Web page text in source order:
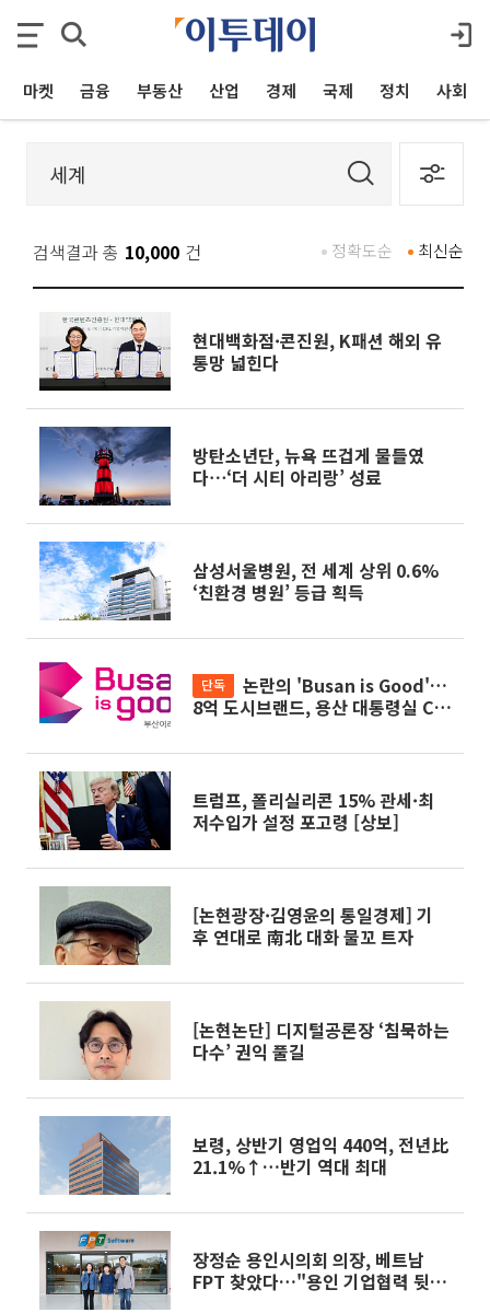
마켓 금융 부동산 산업 경제 국제 정치 사회
검색결과 총 10,000 건 최신순
정확도순
현대백화점·콘진원, K패션 해외 유
통망 넓힌다
방탄소년단, 뉴욕 뜨겁게 물들였
다⋯‘더 시티 아리랑’ 성료
삼성서울병원, 전 세계 상위 0.6%
‘친환경 병원’ 등급 획득
단독
8억 도시브랜드, 용산 대통령실 CI
트럼프, 폴리실리콘 15% 관세·최
저수입가 설정 포고령 [상보]
[논현광장·김영윤의 통일경제] 기
후 연대로 南北 대화 물꼬 트자
[논현논단] 디지털공론장 ‘침묵하는
다수’ 권익 풀길
보령, 상반기 영업익 440억, 전년比
21.1%↑…반기 역대 최대
장정순 용인시의회 의장, 베트남
FPT 찾았다…"용인 기업협력 뒷받